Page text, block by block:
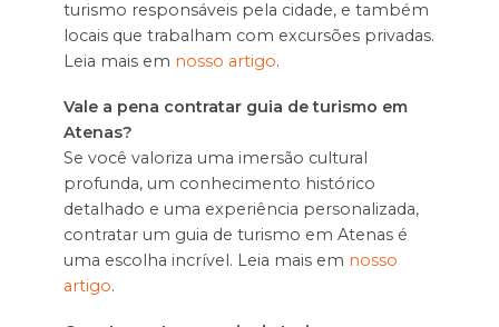
turismo responsáveis pela cidade, e também
locais que trabalham com excursões privadas.
Leia mais em nosso artigo.
Vale a pena contratar guia de turismo em
Atenas?
Se você valoriza uma imersão cultural
profunda, um conhecimento histórico
detalhado e uma experiência personalizada,
contratar um guia de turismo em Atenas é
uma escolha incrível. Leia mais em nosso
artigo.